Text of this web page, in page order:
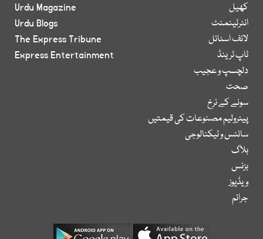
کھیل
انٹرٹینمنٹ
لائف اسٹائل
ٹاپ ٹرینڈ
دلچسپ و عجیب
صحت
سونے کے نرخ
پیٹرولیم مصنوعات کی قیمتیں
سائنس و ٹیکنالوجی
بلاگ
بزنس
ویڈیوز
جرائم
Urdu Magazine
Urdu Blogs
The Express Tribune
Express Entertainment